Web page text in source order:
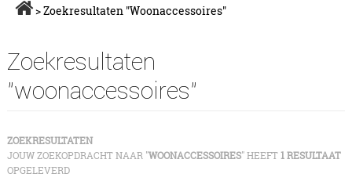
>Zoekresultaten "woonaccessoires"
Zoekresultaten
"woonaccessoires"
ZOEKRESULTATEN
JOUW ZOEKOPDRACHT NAAR "WOONACCESSOIRES" HEEFT1 RESULTAAT
OPGELEVERD